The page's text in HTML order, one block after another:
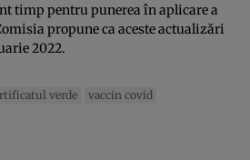
timp pentru punerea în aplicare a
propune ca aceste actualizări
2022.
verde
vaccin covid